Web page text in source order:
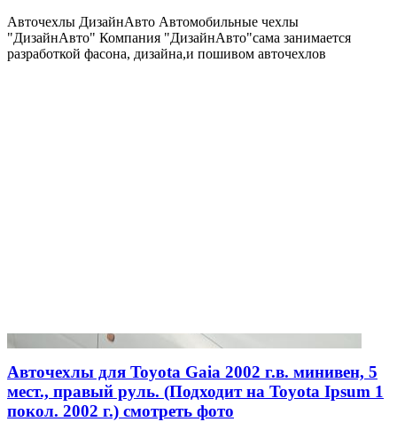
Авточехлы ДизайнАвто Автомобильные чехлы
"ДизайнАвто" Компания "ДизайнАвто"сама занимается
разработкой фасона, дизайна,и пошивом авточехлов
Авточехлы для Toyota Gaia 2002 г.в. минивен, 5
мест., правый руль. (Подходит на Toyota Ipsum 1
покол. 2002 г.) смотреть фото